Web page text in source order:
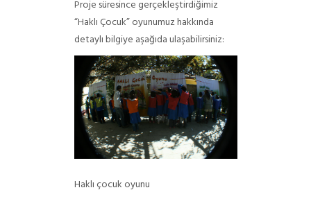
Proje süresince gerçekleştirdiğimiz
“Haklı Çocuk” oyunumuz hakkında
detaylı bilgiye aşağıda ulaşabilirsiniz:
Haklı çocuk oyunu